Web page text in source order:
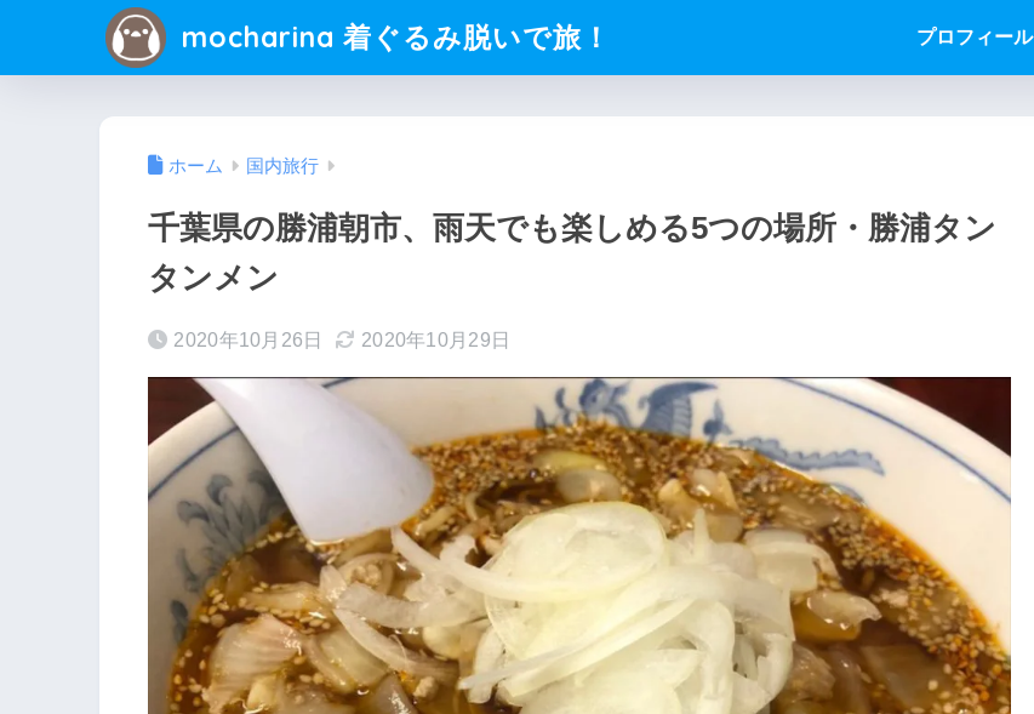
mocharina 着ぐるみ脱いで旅！ プロフィール
ホーム 国内旅行
千葉県の勝浦朝市、雨天でも楽しめる5つの場所・勝浦タン
タンメン
2020年10月26日 2020年10月29日